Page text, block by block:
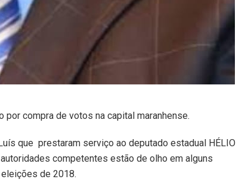
compra de votos na capital maranhense.
que prestaram serviço ao deputado estadual HÉLIO
competentes estão de olho em alguns
de 2018.